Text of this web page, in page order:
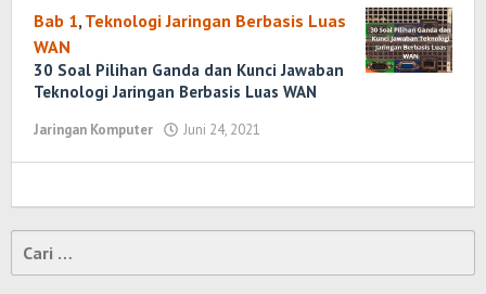
Bab 1, Teknologi Jaringan Berbasis Luas
WAN
30 Soal Pilihan Ganda dan Kunci Jawaban
Teknologi Jaringan Berbasis Luas WAN
Jaringan Komputer Juni 24, 2021
Cari
untuk: